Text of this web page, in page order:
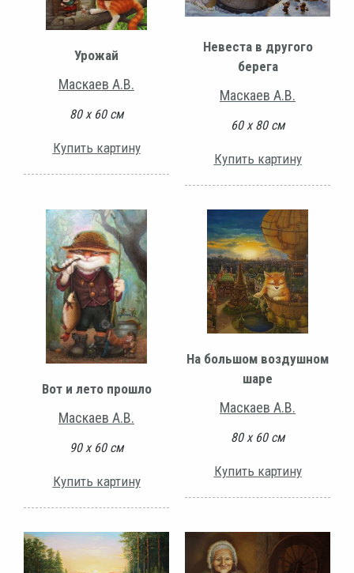
Урожай
Маскаев А.В.
80 х 60 см
Купить картину
Невеста в другого
берега
Маскаев А.В.
60 х 80 см
Купить картину
Вот и лето прошло
Маскаев А.В.
90 х 60 см
Купить картину
На большом воздушном
шаре
Маскаев А.В.
80 х 60 см
Купить картину